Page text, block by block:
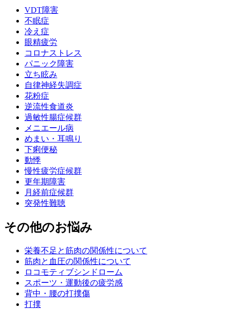
VDT障害
不眠症
冷え症
眼精疲労
コロナストレス
パニック障害
立ち眩み
自律神経失調症
花粉症
逆流性食道炎
過敏性腸症候群
メニエール病
めまい・耳鳴り
下痢便秘
動悸
慢性疲労症候群
更年期障害
月経前症候群
突発性難聴
その他のお悩み
栄養不足と筋肉の関係性について
筋肉と血圧の関係性について
ロコモティブシンドローム
スポーツ・運動後の疲労感
背中・腰の打撲傷
打撲